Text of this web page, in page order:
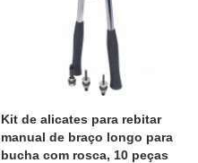
Kit de alicates para rebitar
manual de braço longo para
bucha com rosca, 10 peças